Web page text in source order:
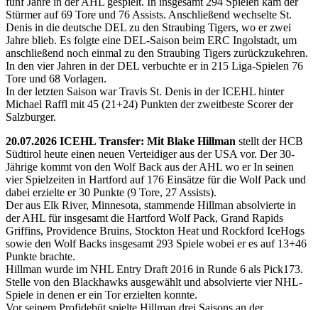
Stürmer auf 69 Tore und 76 Assists. Anschließend wechselte St.
Denis in die deutsche DEL zu den Straubing Tigers, wo er zwei
Jahre blieb. Es folgte eine DEL-Saison beim ERC Ingolstadt, um
anschließend noch einmal zu den Straubing Tigers zurückzukehren.
In den vier Jahren in der DEL verbuchte er in 215 Liga-Spielen 76
Tore und 68 Vorlagen.
In der letzten Saison war Travis St. Denis in der ICEHL hinter
Michael Raffl mit 45 (21+24) Punkten der zweitbeste Scorer der
Salzburger.
20.07.2026 ICEHL Transfer: Mit Blake Hillman stellt der HCB
Südtirol heute einen neuen Verteidiger aus der USA vor. Der 30-
Jährige kommt von den Wolf Back aus der AHL wo er In seinen
vier Spielzeiten in Hartford auf 176 Einsätze für die Wolf Pack und
dabei erzielte er 30 Punkte (9 Tore, 27 Assists).
Der aus Elk River, Minnesota, stammende Hillman absolvierte in
der AHL für insgesamt die Hartford Wolf Pack, Grand Rapids
Griffins, Providence Bruins, Stockton Heat und Rockford IceHogs
sowie den Wolf Backs insgesamt 293 Spiele wobei er es auf 13+46
Punkte brachte.
Hillman wurde im NHL Entry Draft 2016 in Runde 6 als Pick173.
Stelle von den Blackhawks ausgewählt und absolvierte vier NHL-
Spiele in denen er ein Tor erzielten konnte.
Vor seinem Profidebüt spielte Hillman drei Saisons an der